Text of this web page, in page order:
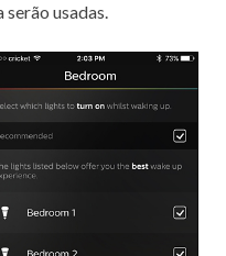
serão usadas.